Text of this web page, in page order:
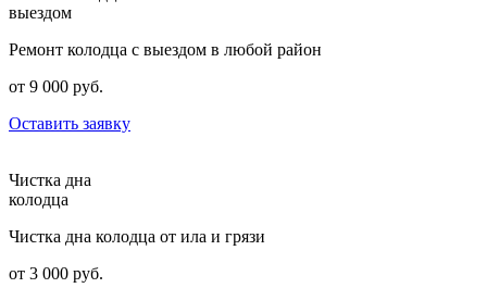
выездом
Ремонт колодца с выездом в любой район
от 9 000 руб.
Оставить заявку
Чистка дна
колодца
Чистка дна колодца от ила и грязи
от 3 000 руб.